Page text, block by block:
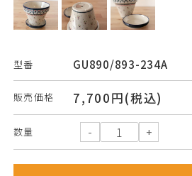
型番 GU890/893-234A
販売価格 7,700円(税込)
数量